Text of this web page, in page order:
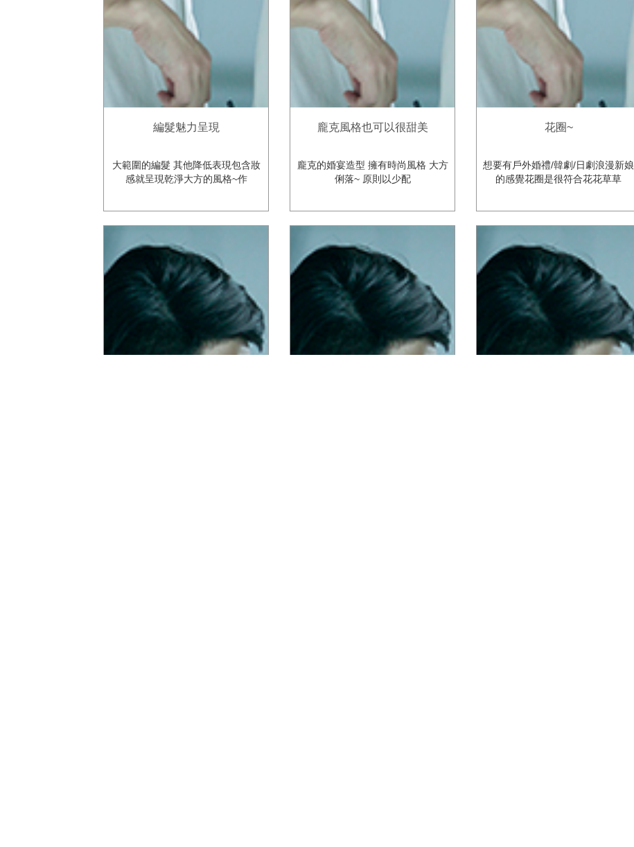
編髮魅力呈現
大範圍的編髮 其他降低表現包含妝
感就呈現乾淨大方的風格~作
龐克風格也可以很甜美
龐克的婚宴造型 擁有時尚風格 大方
俐落~ 原則以少配
花圈~
想要有戶外婚禮/韓劇/日劇浪漫新娘
的感覺花圈是很符合花花草草